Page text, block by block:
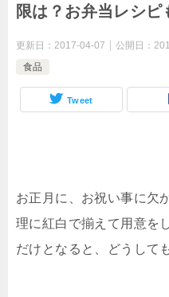
限は？お弁当レシピ
更新日： 2017-04-07 公開日：
食品
Tweet
お正月に、お祝い事に欠
理に紅白で揃えて用意を
だけとなると、どうして